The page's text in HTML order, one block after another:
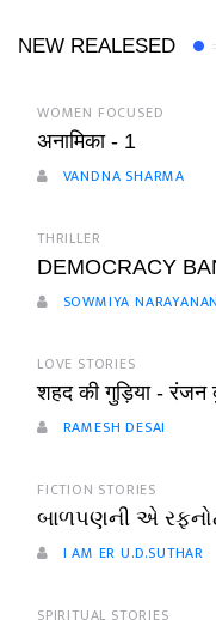
NEW REALESED
WOMEN FOCUSED
अनामिका - 1
VANDNA SHARMA
THRILLER
DEMOCRACY
SOWMIYA
LOVE STORIES
शहद की गुड़िया - रंजन
RAMESH DESAI
FICTION STORIES
બાળપણની એ
I AM ER U.D.SUTHAR
SPIRITUAL STORIES